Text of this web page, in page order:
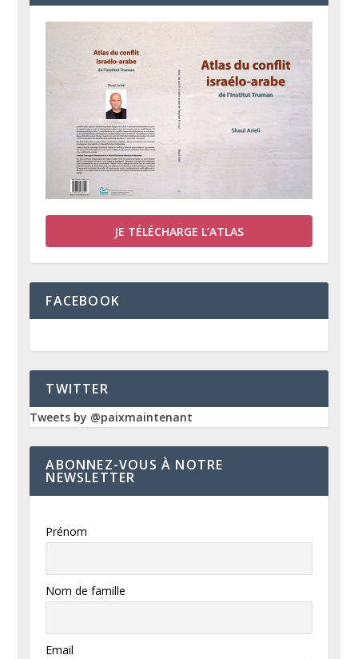
JE TÉLÉCHARGE L’ATLAS
FACEBOOK
TWITTER
Tweets by @paixmaintenant
ABONNEZ-VOUS À NOTRE
NEWSLETTER
Prénom
Nom de famille
Email